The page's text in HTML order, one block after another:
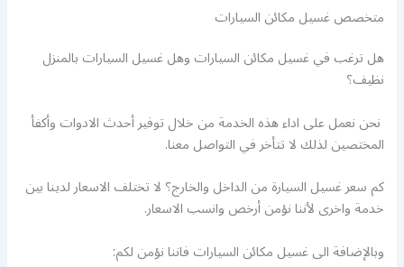
متخصص غسيل مكائن السيارات
هل ترغب في غسيل مكائن السيارات وهل غسيل السيارات بالمنزل
نظيف؟
نحن نعمل على اداء هذه الخدمة من خلال توفير أحدث الادوات وأكفأ
المختصين لذلك لا تتأخر في التواصل معنا.
كم سعر غسيل السيارة من الداخل والخارج؟ لا تختلف الاسعار لدينا بين
خدمة واخرى لأننا نؤمن أرخص وانسب الاسعار.
وبالإضافة الى غسيل مكائن السيارات فاننا نؤمن لكم: